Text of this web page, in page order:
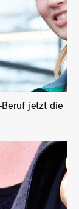
Beruf jetzt die